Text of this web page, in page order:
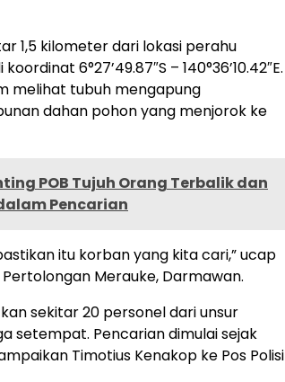
1,5 kilometer dari lokasi perahu
6°27’49.87″S – 140°36’10.42″E.
melihat tubuh mengapung
dahan pohon yang menjorok ke
POB Tujuh Orang Terbalik dan
Pencarian
itu korban yang kita cari,” ucap
Merauke, Darmawan.
sekitar 20 personel dari unsur
setempat. Pencarian dimulai sejak
Timotius Kenakop ke Pos Polisi